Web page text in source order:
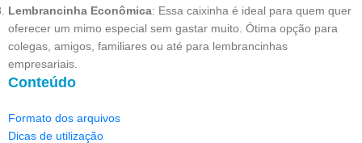
Lembrancinha Econômica: Essa caixinha é ideal para quem quer
oferecer um mimo especial sem gastar muito. Ótima opção para
colegas, amigos, familiares ou até para lembrancinhas
empresariais.
Conteúdo
Formato dos arquivos
Dicas de utilização